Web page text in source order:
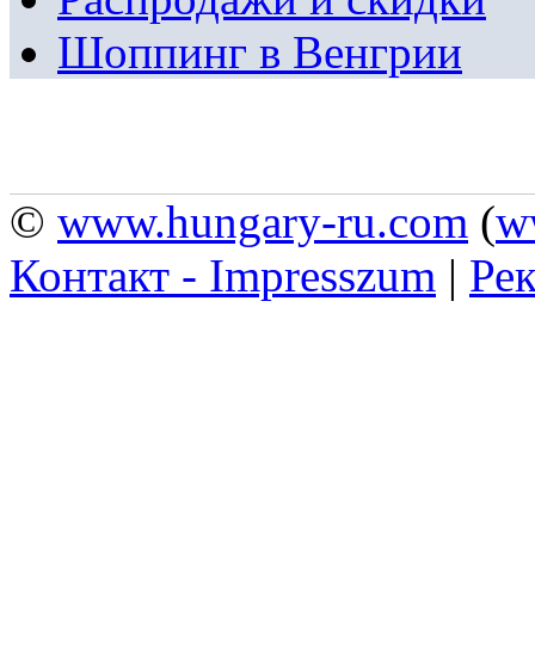
Шоппинг в Венгрии
© www.hungary-ru.com (
Контакт - Impresszum |